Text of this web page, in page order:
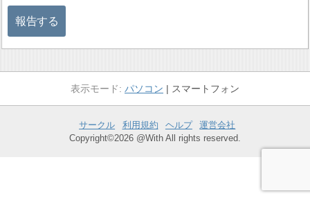
報告する
パソコン スマートフォン
サークル 利用規約 ヘルプ
運営会社
Copyright©2026 @With All rights reserved.